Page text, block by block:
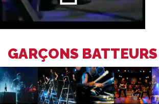
GARÇONS